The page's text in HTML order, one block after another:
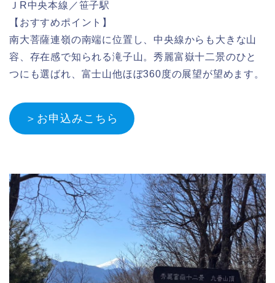
ＪR中央本線／笹子駅
【おすすめポイント】
南大菩薩連嶺の南端に位置し、中央線からも大きな山
容、存在感で知られる滝子山。秀麗富嶽十二景のひと
つにも選ばれ、富士山他ほぼ360度の展望が望めます。
＞お申込みこちら